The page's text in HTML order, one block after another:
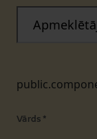
Vārds *